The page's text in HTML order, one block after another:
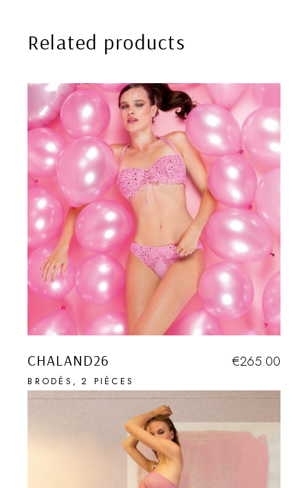
Related products
CHALAND26
BRODÉS 2 PIÈCES
€265.00